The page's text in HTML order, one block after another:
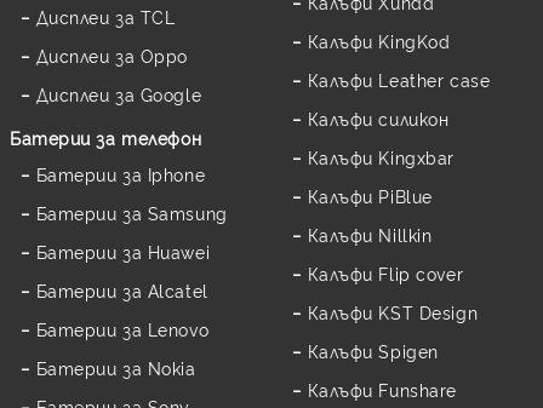
Дисплеи за TCL
Дисплеи за Oppo
Дисплеи за Google
Батерии за телефон
Батерии за Iphone
Батерии за Samsung
Батерии за Huawei
Батерии за Alcatel
Батерии за Lenovo
Батерии за Nokia
Калъфи KingKod
Калъфи Leather case
Калъфи силикон
Калъфи Kingxbar
Калъфи PiBlue
Калъфи Nillkin
Калъфи Flip cover
Калъфи KST Design
Калъфи Spigen
Калъфи Funshare